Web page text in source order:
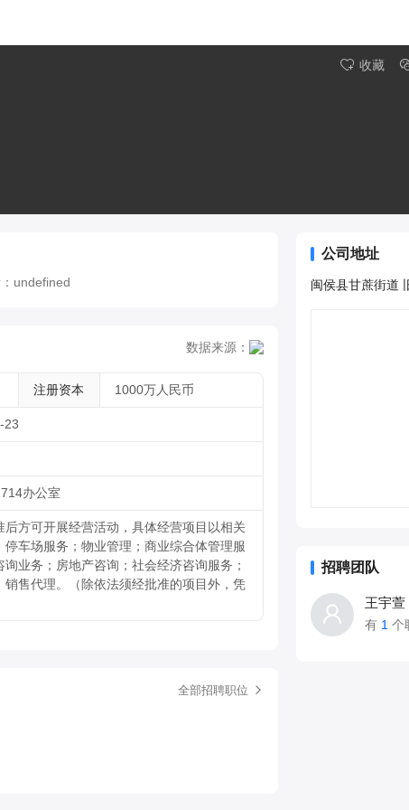
收藏
undefined
数据来源：
注册资本 1000万人民币
23
办公室
方可开展经营活动，具体经营项目以相关
车场服务；物业管理；商业综合体管理服
业务；房地产咨询；社会经济咨询服务；
售代理。（除依法须经批准的项目外，凭
全部招聘职位
公司地址
闽侯县甘蔗街道
招聘团队
王宇萱
有 1 个